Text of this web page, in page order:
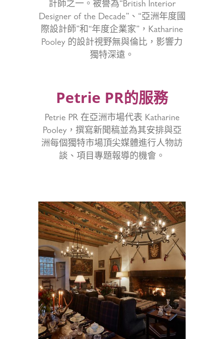
計師之一。被譽為“British Interior
Designer of the Decade”、“亞洲年度國
際設計師”和“年度企業家”，Katharine
Pooley 的設計視野無與倫比，影響力
獨特深遠。
Petrie PR的服務
Petrie PR 在亞洲市場代表 Katharine
Pooley，撰寫新聞稿並為其安排與亞
洲每個獨特市場頂尖媒體進行人物訪
談、項目專題報導的機會。